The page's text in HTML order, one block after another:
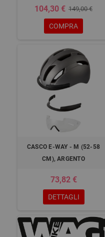
104,30 € 149,00 €
COMPRA
CASCO E-WAY - M (52-58
CM), ARGENTO
73,82 €
DETTAGLI